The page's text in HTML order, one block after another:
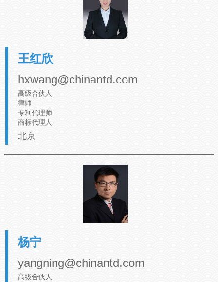
王红欣
hxwang@chinantd.com
高级合伙人
律师
专利代理师
商标代理人
北京
杨宁
yangning@chinantd.com
高级合伙人